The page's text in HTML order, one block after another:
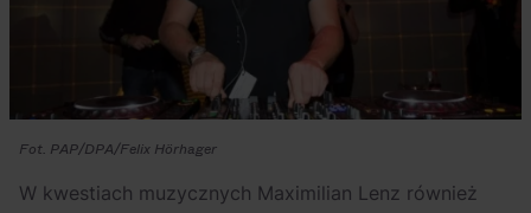
Fot. PAP/DPA/Felix Hörhager
W kwestiach muzycznych Maximilian Lenz również